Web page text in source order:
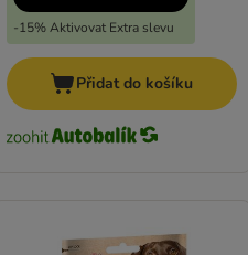
-15% Aktivovat Extra slevu
Přidat do košíku